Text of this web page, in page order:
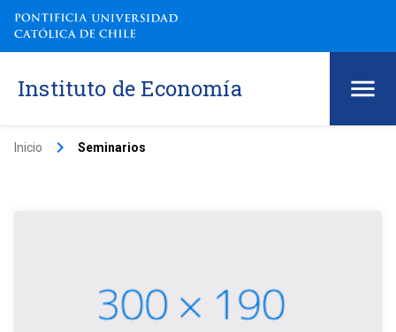
Instituto de Economía
Inicio keyboard_arrow_right Seminarios